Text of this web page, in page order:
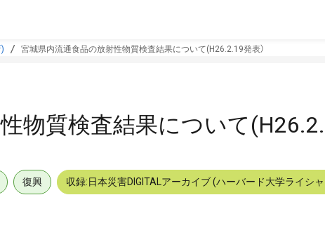
宮城県内流通食品の放射性物質検査結果について(H26.2.19発表）
物質検査結果について
復興 収録:日本災害DIGITALアーカイブ (ハーバード大学ライシ